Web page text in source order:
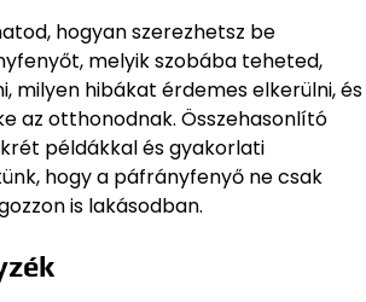
hogyan szerezhetsz be
melyik szobába teheted,
milyen hibákat érdemes elkerülni, és
az otthonodnak. Összehasonlító
példákkal és gyakorlati
hogy a páfrányfenyő ne csak
is lakásodban.